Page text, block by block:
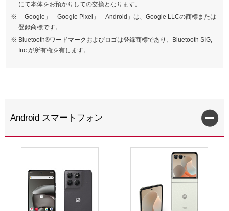
にて本体をお預かりしての交換となります。
「Google」「Google Pixel」「Android」は、Google LLCの商標または
登録商標です。
Bluetooth®ワードマークおよびロゴは登録商標であり、Bluetooth SIG,
Inc.が所有権を有します。
Android スマートフォン